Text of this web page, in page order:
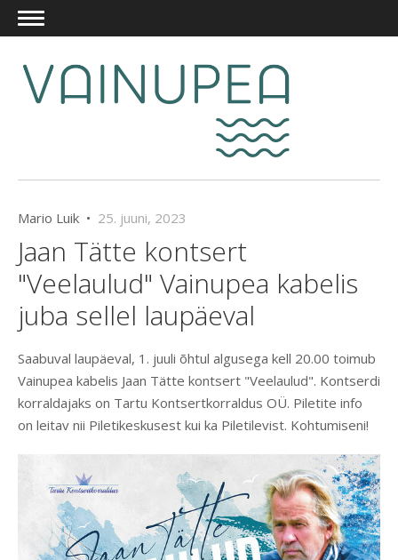
Mario Luik • 25. juuni, 2023
Jaan Tätte kontsert
"Veelaulud" Vainupea kabelis
juba sellel laupäeval
Saabuval laupäeval, 1. juuli õhtul algusega kell 20.00 toimub
Vainupea kabelis Jaan Tätte kontsert "Veelaulud". Kontserdi
korraldajaks on Tartu Kontsertkorraldus OÜ. Piletite info
on leitav nii Piletikeskusest kui ka Piletilevist. Kohtumiseni!